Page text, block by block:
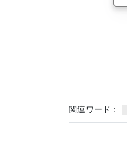
関連ワード：